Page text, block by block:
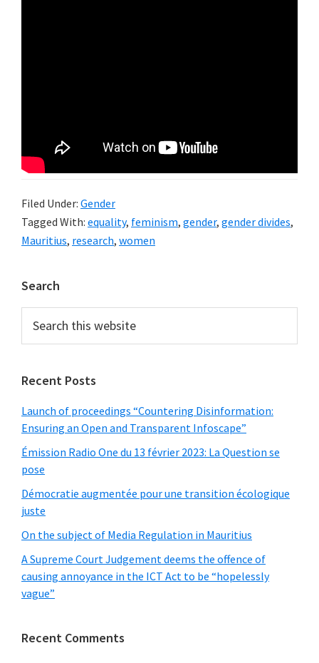
Filed Under: Gender
Tagged With: equality, feminism, gender, gender divides,
Mauritius, research, women
Primary
Sidebar
Search
this
website
Recent Posts
Launch of proceedings “Countering Disinformation:
Ensuring an Open and Transparent Infoscape”
Émission Radio One du 13 février 2023: La Question se
pose
Démocratie augmentée pour une transition écologique
juste
On the subject of Media Regulation in Mauritius
A Supreme Court Judgement deems the offence of
causing annoyance in the ICT Act to be “hopelessly
vague”
Recent Comments